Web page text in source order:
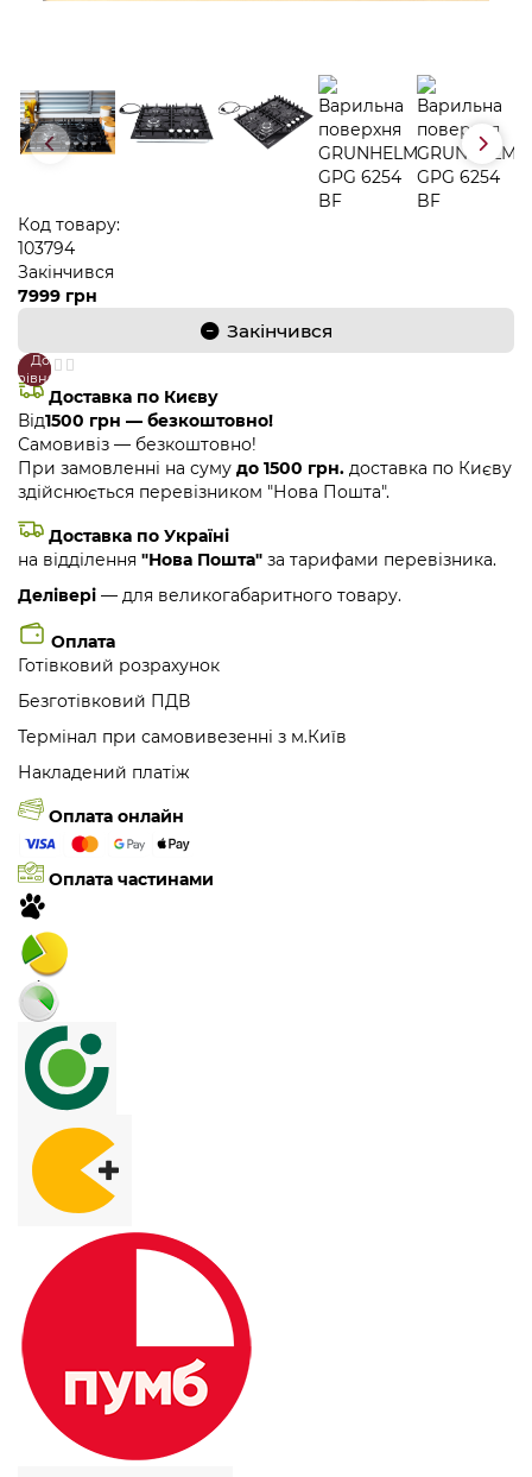
Код товару:
103794
Закінчився
7999 грн
Закінчився
В
закладки
До
Доставка по Києву
Від1500 грн — безкоштовно!
Самовивіз — безкоштовно!
При замовленні на суму до 1500 грн. доставка по Києву
здійснюється перевізником "Нова Пошта".
Доставка по Україні
на відділення "Нова Пошта" за тарифами перевізника.
Делівері — для великогабаритного товару.
Оплата
Готівковий розрахунок
Безготівковий ПДВ
Термінал при самовивезенні з м.Київ
Накладений платіж
Оплата онлайн
Оплата частинами